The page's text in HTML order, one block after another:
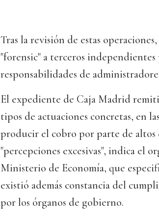
Tras la revisión de estas
"forensic" a terceros independientes
responsabilidades de
El expediente de Caja Madrid
tipos de actuaciones concretas, en
producir el cobro por parte de
"percepciones excesivas", indica el
Ministerio de Economía, que
existió además constancia del
por los órganos de gobierno.